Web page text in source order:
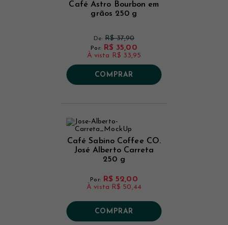
Café Astro Bourbon em
grãos 250 g
De:R$ 37,90
Por: R$ 35,00
À vista R$ 33,95
COMPRAR
Café Sabino Coffee CO.
José Alberto Carreta
250 g
Por: R$ 52,00
À vista R$ 50,44
COMPRAR